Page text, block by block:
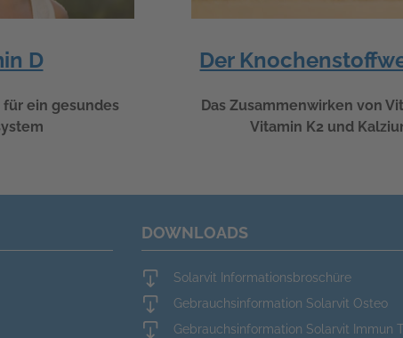
D
für ein gesundes
Der
Das Zusammenwirken von
Vitamin K2 und
DOWNLOADS
Solarvit Informationsbroschüre
Gebrauchsinformation Solarvit Osteo
Gebrauchsinformation Solarvit Immun